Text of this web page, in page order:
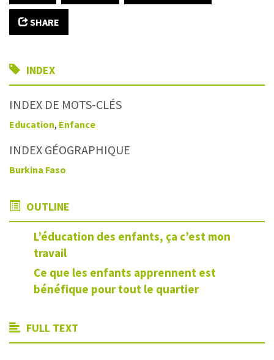
SHARE
INDEX
INDEX DE MOTS-CLÉS
Education, Enfance
INDEX GÉOGRAPHIQUE
Burkina Faso
OUTLINE
L’éducation des enfants, ça c’est mon
travail
Ce que les enfants apprennent est
bénéfique pour tout le quartier
FULL TEXT